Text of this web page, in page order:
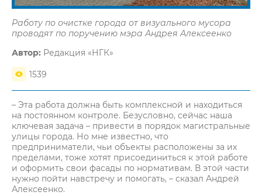
Работу по очистке города от визуального мусора
проводят по поручению мэра Андрея Алексеенко
Автор: Редакция «НГК»
1539
– Эта работа должна быть комплексной и находиться
на постоянном контроле. Безусловно, сейчас наша
ключевая задача – привести в порядок магистральные
улицы города. Но мне известно, что
предприниматели, чьи объекты расположены за их
пределами, тоже хотят присоединиться к этой работе
и оформить свои фасады по нормативам. В этой части
нужно пойти навстречу и помогать, – сказал Андрей
Алексеенко.